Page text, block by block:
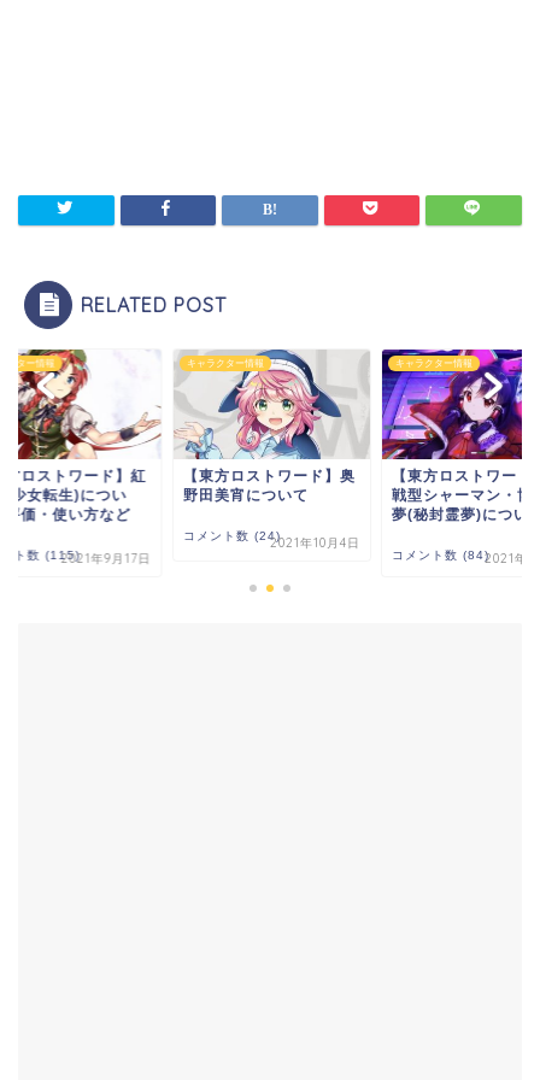
RELATED POST
ラクター情報
方ロストワード】奥
美宵について
キャラクター情報
【東方ロストワード】月
戦型シャーマン・博麗霊
キャラクター情報
【東方ロストワー
美鈴(少女転生)につ
て。評価・使い方
2021年9
コメント数 (115)